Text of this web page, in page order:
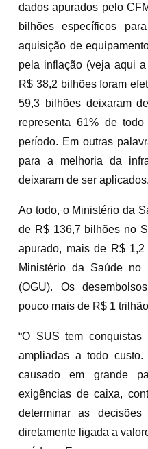
dados apurados pelo
bilhões específicos
aquisição de
pela inflação (veja aqui
R$ 38,2 bilhões foram
59,3 bilhões deixaram
representa 61% de
período. Em outras
para a melhoria da
deixaram de ser aplicados.
Ao todo, o Ministério da
de R$ 136,7 bilhões no
apurado, mais de R$
Ministério da Saúde no
(OGU). Os
pouco mais de R$ 1
“O SUS tem
ampliadas a todo custo.
causado em grande
exigências de caixa,
determinar as
diretamente ligada a